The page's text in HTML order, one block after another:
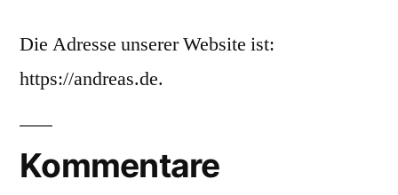
Die Adresse unserer Website ist:
https://andreas.de.
Kommentare